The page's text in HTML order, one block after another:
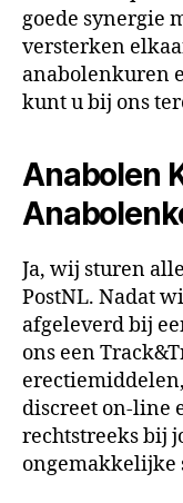
goede synergie
versterken
anabolenkuren
kunt u bij ons
Anabolen
Ja, wij sturen
PostNL. Nadat
afgeleverd bij
ons een
discreet on-line
rechtstreeks bij
ongemakkelijke